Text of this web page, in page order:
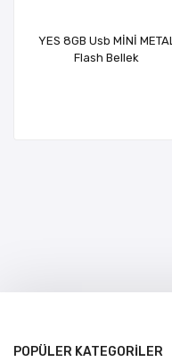
YES 8GB Usb MİNİ METAL
Flash Bellek
POPÜLER KATEGORİLER